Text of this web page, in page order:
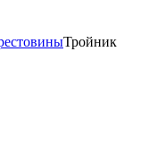
Тройник